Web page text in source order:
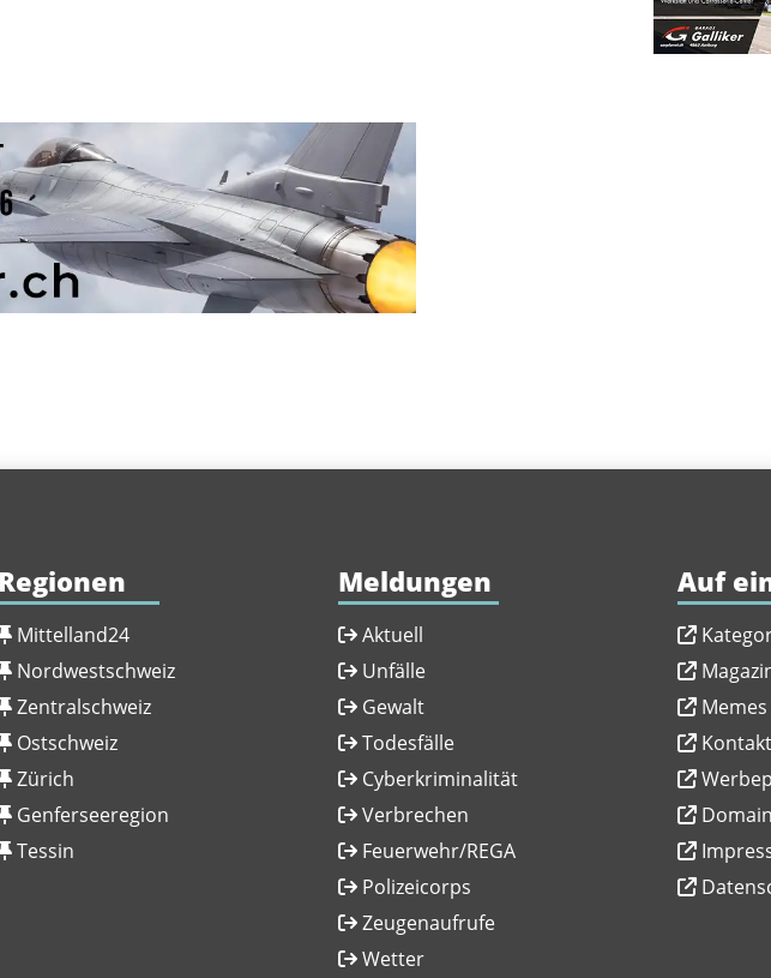
Regionen
Mittelland24
Nordwestschweiz
Zentralschweiz
Ostschweiz
Zürich
Genferseeregion
Tessin
Meldungen
Aktuell
Unfälle
Gewalt
Todesfälle
Cyberkriminalität
Verbrechen
Feuerwehr/REGA
Polizeicorps
Zeugenaufrufe
Wetter
Auf
Memes
Kontakt